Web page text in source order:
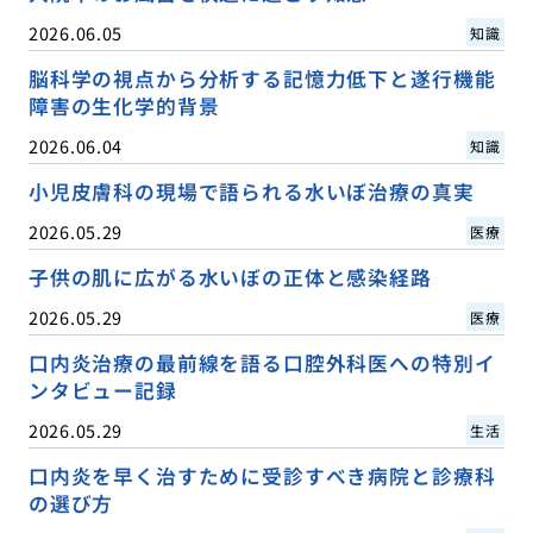
2026.06.05 知識
脳科学の視点から分析する記憶力低下と遂行機能
障害の生化学的背景
2026.06.04 知識
小児皮膚科の現場で語られる水いぼ治療の真実
2026.05.29 医療
子供の肌に広がる水いぼの正体と感染経路
2026.05.29 医療
口内炎治療の最前線を語る口腔外科医への特別イ
ンタビュー記録
2026.05.29 生活
口内炎を早く治すために受診すべき病院と診療科
の選び方